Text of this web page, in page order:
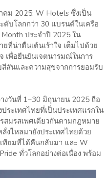
คม 2025: W Hotels ซึ่งเป็น
บโลกกว่า 30 แบรนด์ในเครือ
ประจำปี 2025 ใน
ที่น่าตื่นเต้นเร้าใจ เต็มไปด้วย
เพื่อยืนยันเจตนารมณ์ในการ
สันและความสุขจากการยอมรับ
งวันที่ 1–30 มิถุนายน 2025 ถือ
ระเทศไทยที่เป็นประเทศแรกใน
สมรสเพศเดียวกันตามกฎหมาย
งไหลมายังประเทศไทยด้วย
ทียมที่ได้คืนกลับมา และ W
ทั่วโลกอย่างต่อเนื่อง พร้อม